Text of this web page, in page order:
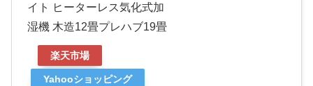
イト ヒーターレス気化式加
湿機 木造12畳プレハブ19畳
楽天市場
Yahooショッピング